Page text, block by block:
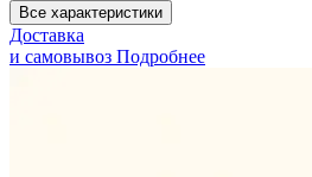
Все характеристики
Доставка
и самовывоз Подробнее